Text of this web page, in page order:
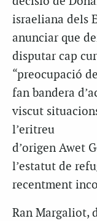
israeliana dels
anunciar que
disputar cap
“preocupació
fan bandera
viscut
l’eritreu
d’origen Awet
l’estatut de
recentment
Ran Margaliot,